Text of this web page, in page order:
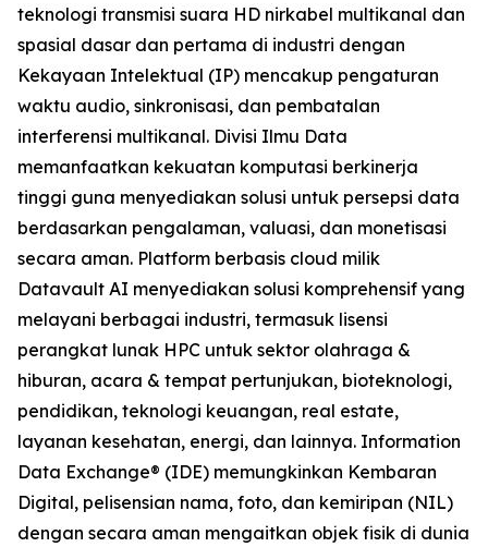
teknologi transmisi suara HD nirkabel multikanal dan
spasial dasar dan pertama di industri dengan
Kekayaan Intelektual (IP) mencakup pengaturan
waktu audio, sinkronisasi, dan pembatalan
interferensi multikanal. Divisi Ilmu Data
memanfaatkan kekuatan komputasi berkinerja
tinggi guna menyediakan solusi untuk persepsi data
berdasarkan pengalaman, valuasi, dan monetisasi
secara aman. Platform berbasis cloud milik
Datavault AI menyediakan solusi komprehensif yang
melayani berbagai industri, termasuk lisensi
perangkat lunak HPC untuk sektor olahraga &
hiburan, acara & tempat pertunjukan, bioteknologi,
pendidikan, teknologi keuangan, real estate,
layanan kesehatan, energi, dan lainnya. Information
Data Exchange® (IDE) memungkinkan Kembaran
Digital, pelisensian nama, foto, dan kemiripan (NIL)
dengan secara aman mengaitkan objek fisik di dunia